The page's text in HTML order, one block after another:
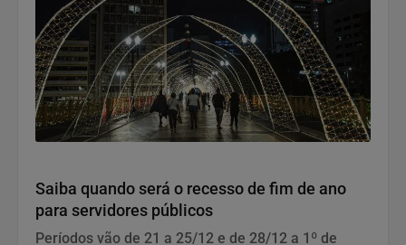
Saiba quando será o recesso de fim de ano
para servidores públicos
Períodos vão de 21 a 25/12 e de 28/12 a 1º de